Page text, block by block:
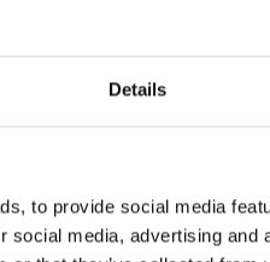
Details
to provide social media
social media, advertising